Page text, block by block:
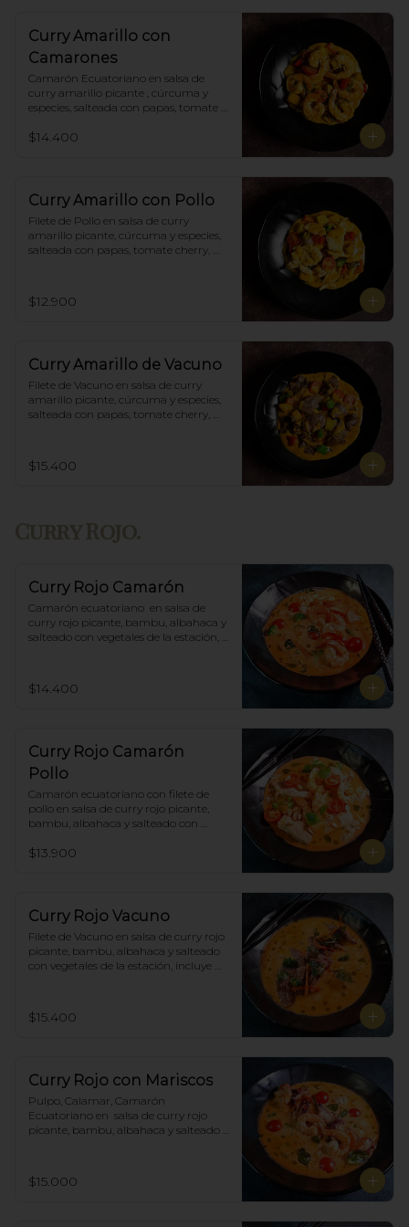
Curry Amarillo con
Camarones
Camarón Ecuatoriano en salsa de
curry amarillo picante , cúrcuma y
especies, salteada con papas, tomate
arroz blanco.
$14.400
Curry Amarillo con Pollo
Filete de Pollo en salsa de curry
amarillo picante, cúrcuma y especies,
salteada con papas, tomate cherry,
$12.900
Curry Amarillo de Vacuno
Filete de Vacuno en salsa de curry
amarillo picante, cúrcuma y especies,
salteada con papas, tomate cherry,
$15.400
Curry Rojo.
Curry Rojo Camarón
Camarón ecuatoriano  en salsa de
curry rojo picante, bambu, albahaca y
salteado con vegetales de la estación,
$14.400
Curry Rojo Camarón
Pollo
Camarón ecuatoriano con filete de
pollo en salsa de curry rojo picante,
bambu, albahaca y salteado con
porción de arroz blanco.
$13.900
Curry Rojo Vacuno
Filete de Vacuno en salsa de curry rojo
picante, bambu, albahaca y salteado
con vegetales de la estación, incluye
$15.400
Curry Rojo con Mariscos
Pulpo, Calamar, Camarón
Ecuatoriano en  salsa de curry rojo
picante, bambu, albahaca y salteado
$15.000